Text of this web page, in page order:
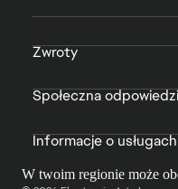
Zwroty
Społeczna
Informacje o
W twoim regionie może